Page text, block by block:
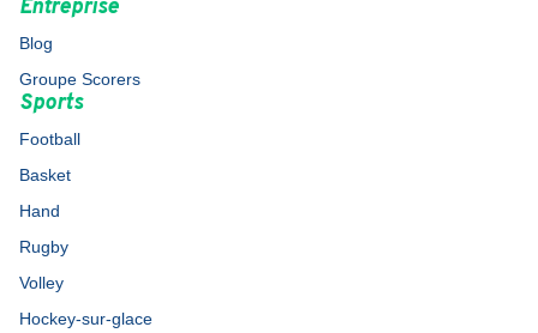
Entreprise
Blog
Groupe Scorers
Sports
Football
Basket
Hand
Rugby
Volley
Hockey-sur-glace